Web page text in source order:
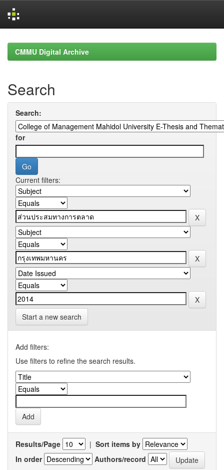
navigationCMMU Digital Archive
Search
Search:
for
Current filters:
Start a new search
Add filters:
Use filters to refine the search results.
Results/Page | Sort items by
In order
Authors/record